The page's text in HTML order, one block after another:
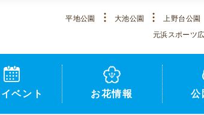
平地公園 大池公園 上野台公園
元浜スポーツ
ベント お花情報 公